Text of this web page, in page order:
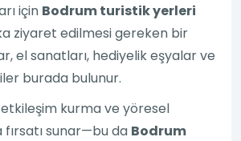
için Bodrum turistik yerleri
ziyaret edilmesi gereken bir
el sanatları, hediyelik eşyalar ve
burada bulunur.
etkileşim kurma ve yöresel
sunar—bu da Bodrum